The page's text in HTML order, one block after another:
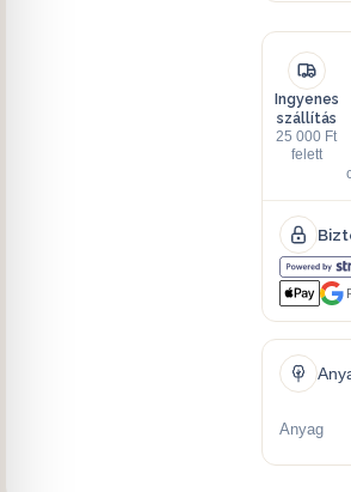
Ingyenes
szállítás
25 000 Ft
felett
Anyag